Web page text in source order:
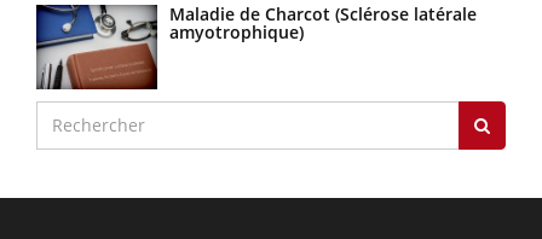
Maladie de Charcot (Sclérose latérale
amyotrophique)